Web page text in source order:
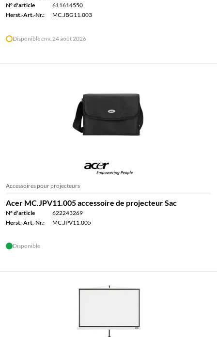
N° d'article
611614550
Herst.-Art.-Nr.:
MC.JBG11.003
Disponible env. 24 août 2026
Accessoires pour projecteurs
Acer MC.JPV11.005 accessoire de projecteur Sac
N° d'article
622243269
Herst.-Art.-Nr.:
MC.JPV11.005
Disponible